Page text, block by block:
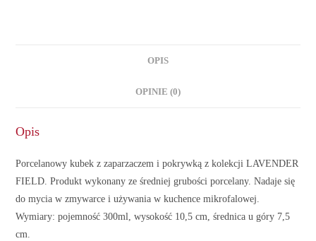
OPIS
OPINIE (0)
Opis
Porcelanowy kubek z zaparzaczem i pokrywką z kolekcji LAVENDER
FIELD. Produkt wykonany ze średniej grubości porcelany. Nadaje się
do mycia w zmywarce i używania w kuchence mikrofalowej.
Wymiary: pojemność 300ml, wysokość 10,5 cm, średnica u góry 7,5
cm.